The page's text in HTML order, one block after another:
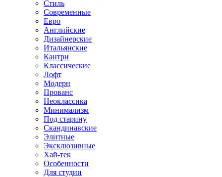
Стиль
Современные
Евро
Английские
Дизайнерские
Итальянские
Кантри
Классические
Лофт
Модерн
Прованс
Неоклассика
Минимализм
Под старину
Скандинавские
Элитные
Эксклюзивные
Хай-тек
Особенности
Для студии